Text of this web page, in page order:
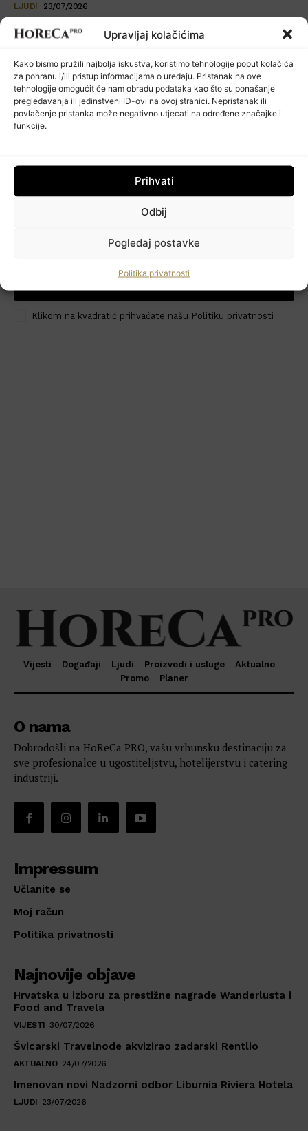
HoReCa PRO
Upravljaj kolačićima
Kako bismo pružili najbolja iskustva, koristimo tehnologije poput kolačića
za pohranu i/ili pristup informacijama o uređaju. Pristanak na ove
tehnologije omogućit će nam obradu podataka kao što su ponašanje
pregledavanja ili jedinstveni ID-ovi na ovoj stranici. Nepristanak ili
povlačenje pristanka može negativno utjecati na određene značajke i
funkcije.
Prihvati
Odbij
Pogledaj postavke
Politika privatnosti
LJUDI 23/07/2026
Restoran Tomassino osvojio četiri prestižne nagrade Haute
VIJESTI 23/07/2026
Kuhinja koja šuti: seksualno uznemiravanje kao operativni
problem
POSLOVNI SAVJETI
Klikom na kvadratić prihvaćate našu Politiku privatnosti
Vijesti Događaji Ljudi Proizvodi i usluge
Aktualno
Promo
Planer
O nama
Dobrodošli na HoReCa PRO, vašu vrhunsku destinaciju za
sve profesionalce u ugostiteljstvu, hotelijerstvu i catering
industriji.
Impressum
Učlanite se
Moj račun
Politika privatnosti
Najnovije objave
Hrvatska u izboru za prestižne nagrade Wanderlusta i
Food and Travela
VIJESTI 30/07/2026
Švicarski Travelnode akvizirao zadarski Rentlio
AKTUALNO 24/07/2026
Imenovan novi Nadzorni odbor Liburnia Riviera Hotela
LJUDI 23/07/2026